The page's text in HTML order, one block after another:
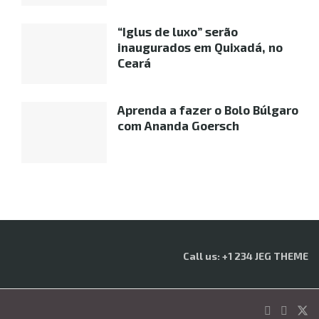
“Iglus de luxo” serão
inaugurados em Quixadá, no
Ceará
Aprenda a fazer o Bolo Búlgaro
com Ananda Goersch
Call us: +1 234 JEG THEME